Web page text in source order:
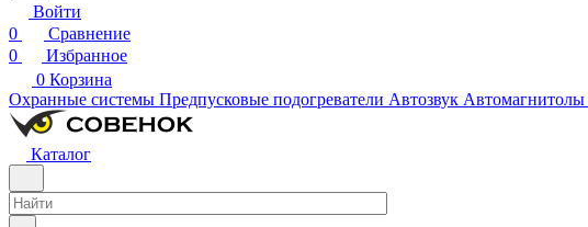
Войти
0
Сравнение
0
Избранное
0 Корзина
Охранные системы Предпусковые подогреватели Автозвук Автомагнитолы
Каталог